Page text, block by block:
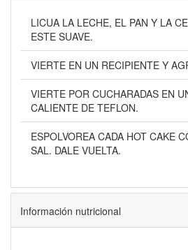
LICUA LA LECHE, EL PAN Y LA
ESTE SUAVE.
VIERTE EN UN RECIPIENTE Y
VIERTE POR CUCHARADAS EN
CALIENTE DE TEFLON.
ESPOLVOREA CADA HOT CAKE
SAL. DALE VUELTA.
Información nutricional